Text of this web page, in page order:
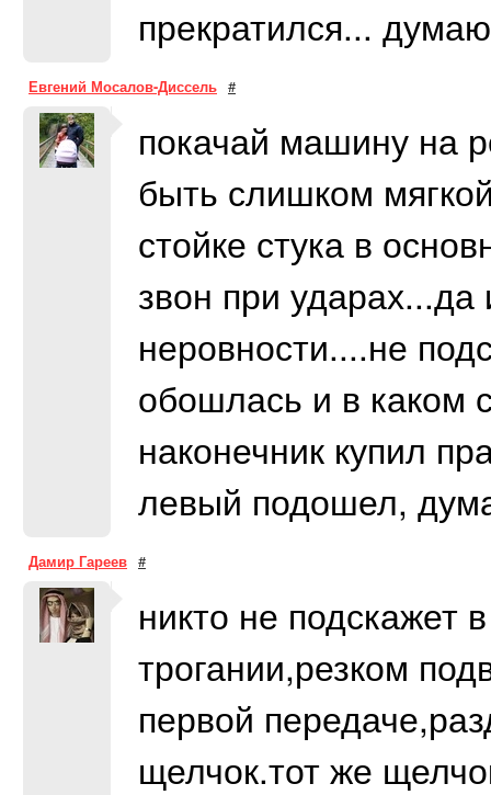
прекратился...
Евгений Мосалов-Диссель #
покачай машину на
быть слишком
стойке стука в
звон при
неровности....не
обошлась и в каком
наконечник купил
левый подошел,
Дамир Гареев #
никто не подскажет
трогании,резком
первой
щелчок.тот же